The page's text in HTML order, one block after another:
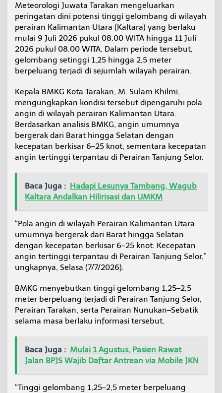
i
P
e
r
a
r
a
K
a
t
a
r
a
Meteorologi Juwata Tarakan mengeluarkan
peringatan dini potensi tinggi gelombang di wilayah
perairan Kalimantan Utara (Kaltara) yang berlaku
mulai 9 Juli 2026 pukul 08.00 WITA hingga 11 Juli
2026 pukul 08.00 WITA. Dalam periode tersebut,
gelombang setinggi 1,25 hingga 2,5 meter
berpeluang terjadi di sejumlah wilayah perairan.
Kepala BMKG Kota Tarakan, M. Sulam Khilmi,
mengungkapkan kondisi tersebut dipengaruhi pola
angin di wilayah perairan Kalimantan Utara.
Berdasarkan analisis BMKG, angin umumnya
bergerak dari Barat hingga Selatan dengan
kecepatan berkisar 6–25 knot, sementara kecepatan
angin tertinggi terpantau di Perairan Tanjung Selor.
Baca Juga : Hadapi Lesunya Tambang, Wagub
Kaltara Andalkan Hilirisasi dan UMKM
“Pola angin di wilayah Perairan Kalimantan Utara
umumnya bergerak dari Barat hingga Selatan
dengan kecepatan berkisar 6–25 knot. Kecepatan
angin tertinggi terpantau di Perairan Tanjung Selor,”
ungkapnya, Selasa (7/7/2026).
BMKG menyebutkan tinggi gelombang 1,25–2,5
meter berpeluang terjadi di Perairan Tanjung Selor,
Perairan Tarakan, serta Perairan Nunukan–Sebatik
selama masa berlaku informasi tersebut.
Baca Juga : Mulai 1 Agustus, Pasien Rawat
Jalan BPJS Wajib Daftar Antrean via Mobile JKN
“Tinggi gelombang 1,25–2,5 meter berpeluang